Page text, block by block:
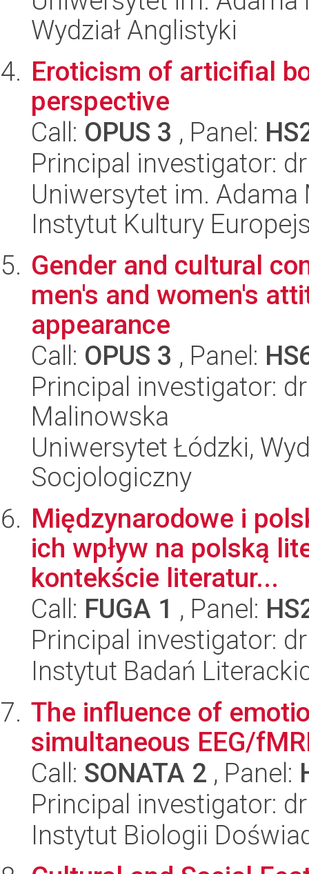
Wydział Anglistyki
Eroticism of articifial
perspective
Call: OPUS 3 , Panel:
Principal investigator:
Uniwersytet im.
Instytut Kultury
Gender and cultural
men's and women's
appearance
Call: OPUS 3 , Panel:
Principal investigator:
Malinowska
Uniwersytet Łódzki,
Socjologiczny
Międzynarodowe i
ich wpływ na polską
kontekście literatur...
Call: FUGA 1 , Panel:
Principal investigator:
Instytut Badań
The influence of
simultaneous EEG/
Call: SONATA 2 , Panel:
Principal investigator:
Instytut Biologii